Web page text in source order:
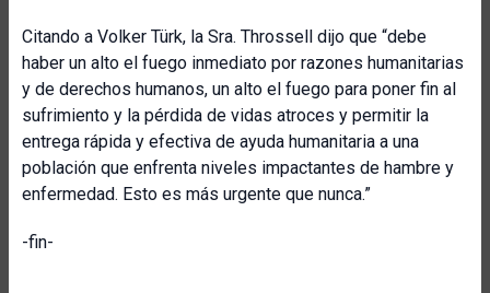
Citando a Volker Türk, la Sra. Throssell dijo que “debe
haber un alto el fuego inmediato por razones humanitarias
y de derechos humanos, un alto el fuego para poner fin al
sufrimiento y la pérdida de vidas atroces y permitir la
entrega rápida y efectiva de ayuda humanitaria a una
población que enfrenta niveles impactantes de hambre y
enfermedad. Esto es más urgente que nunca.”
-fin-